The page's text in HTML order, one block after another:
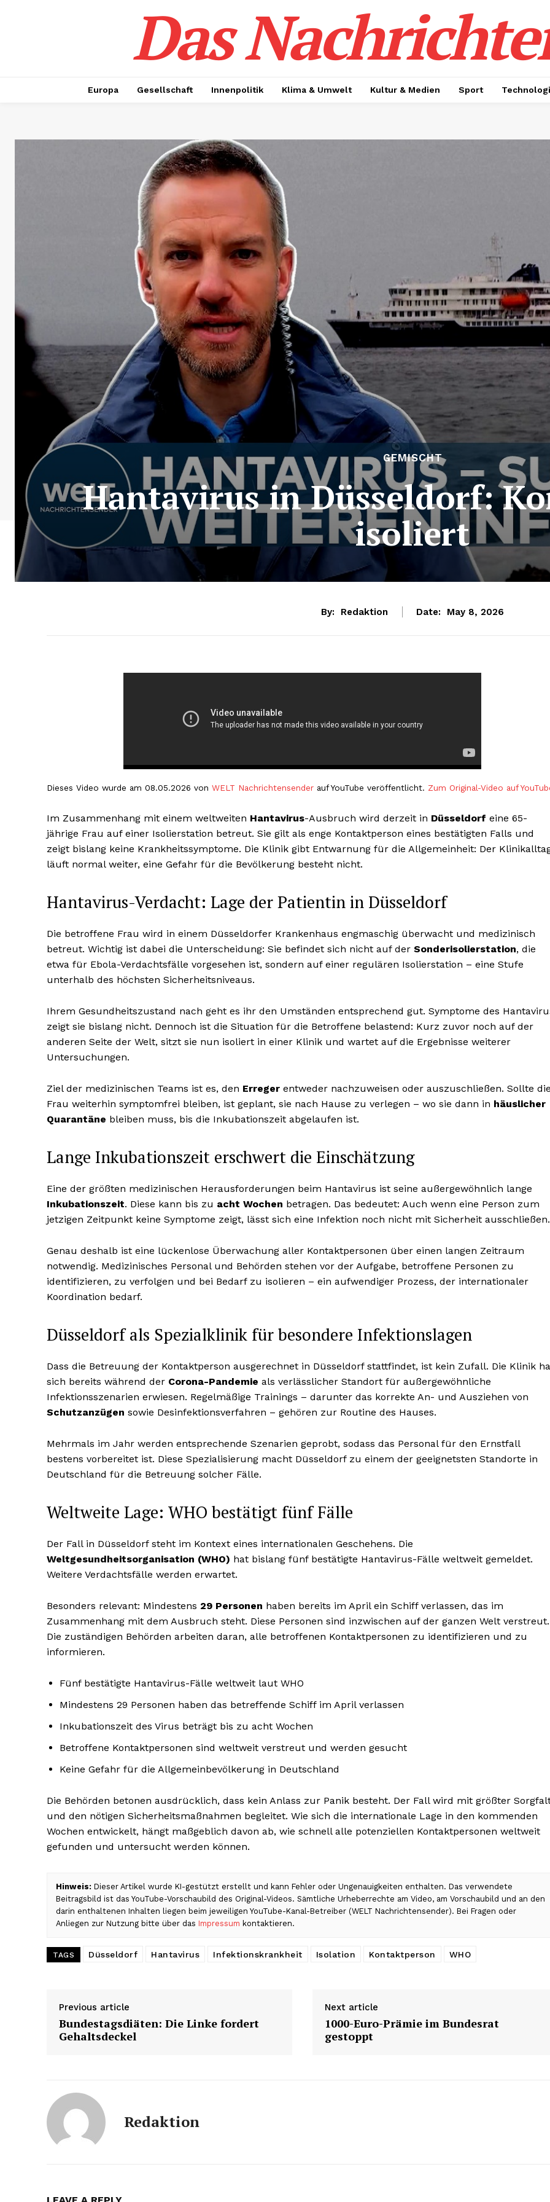
Das
Europa Gesellschaft Innenpolitik Klima & Umwelt Kultur & Medien Sport
GEMISCHT
Hantavirus in Düsseldorf:
isoliert
By: Redaktion Date: May 8, 2026
Dieses Video wurde am 08.05.2026 von WELT Nachrichtensender auf YouTube veröffentlicht. Zum Original-Video auf
Im Zusammenhang mit einem weltweiten Hantavirus-Ausbruch wird derzeit in Düsseldorf eine 65-
jährige Frau auf einer Isolierstation betreut. Sie gilt als enge Kontaktperson eines bestätigten Falls und
zeigt bislang keine Krankheitssymptome. Die Klinik gibt Entwarnung für die Allgemeinheit: Der
läuft normal weiter, eine Gefahr für die Bevölkerung besteht nicht.
Hantavirus-Verdacht: Lage der Patientin in Düsseldorf
Die betroffene Frau wird in einem Düsseldorfer Krankenhaus engmaschig überwacht und medizinisch
betreut. Wichtig ist dabei die Unterscheidung: Sie befindet sich nicht auf der Sonderisolierstation, die
etwa für Ebola-Verdachtsfälle vorgesehen ist, sondern auf einer regulären Isolierstation – eine Stufe
unterhalb des höchsten Sicherheitsniveaus.
Ihrem Gesundheitszustand nach geht es ihr den Umständen entsprechend gut. Symptome des
zeigt sie bislang nicht. Dennoch ist die Situation für die Betroffene belastend: Kurz zuvor noch auf der
anderen Seite der Welt, sitzt sie nun isoliert in einer Klinik und wartet auf die Ergebnisse weiterer
Untersuchungen.
Ziel der medizinischen Teams ist es, den Erreger entweder nachzuweisen oder auszuschließen. Sollte
Frau weiterhin symptomfrei bleiben, ist geplant, sie nach Hause zu verlegen – wo sie dann in häuslicher
Quarantäne bleiben muss, bis die Inkubationszeit abgelaufen ist.
Lange Inkubationszeit erschwert die Einschätzung
Eine der größten medizinischen Herausforderungen beim Hantavirus ist seine außergewöhnlich lange
Inkubationszeit. Diese kann bis zu acht Wochen betragen. Das bedeutet: Auch wenn eine Person zum
jetzigen Zeitpunkt keine Symptome zeigt, lässt sich eine Infektion noch nicht mit Sicherheit ausschließen.
Genau deshalb ist eine lückenlose Überwachung aller Kontaktpersonen über einen langen Zeitraum
notwendig. Medizinisches Personal und Behörden stehen vor der Aufgabe, betroffene Personen zu
identifizieren, zu verfolgen und bei Bedarf zu isolieren – ein aufwendiger Prozess, der internationaler
Koordination bedarf.
Düsseldorf als Spezialklinik für besondere Infektionslagen
Dass die Betreuung der Kontaktperson ausgerechnet in Düsseldorf stattfindet, ist kein Zufall. Die Klinik
sich bereits während der Corona-Pandemie als verlässlicher Standort für außergewöhnliche
Infektionsszenarien erwiesen. Regelmäßige Trainings – darunter das korrekte An- und Ausziehen von
Schutzanzügen sowie Desinfektionsverfahren – gehören zur Routine des Hauses.
Mehrmals im Jahr werden entsprechende Szenarien geprobt, sodass das Personal für den Ernstfall
bestens vorbereitet ist. Diese Spezialisierung macht Düsseldorf zu einem der geeignetsten Standorte in
Deutschland für die Betreuung solcher Fälle.
Weltweite Lage: WHO bestätigt fünf Fälle
Der Fall in Düsseldorf steht im Kontext eines internationalen Geschehens. Die
Weltgesundheitsorganisation (WHO) hat bislang fünf bestätigte Hantavirus-Fälle weltweit gemeldet.
Weitere Verdachtsfälle werden erwartet.
Besonders relevant: Mindestens 29 Personen haben bereits im April ein Schiff verlassen, das im
Zusammenhang mit dem Ausbruch steht. Diese Personen sind inzwischen auf der ganzen Welt verstreut.
Die zuständigen Behörden arbeiten daran, alle betroffenen Kontaktpersonen zu identifizieren und zu
informieren.
Fünf bestätigte Hantavirus-Fälle weltweit laut WHO
Mindestens 29 Personen haben das betreffende Schiff im April verlassen
Inkubationszeit des Virus beträgt bis zu acht Wochen
Betroffene Kontaktpersonen sind weltweit verstreut und werden gesucht
Keine Gefahr für die Allgemeinbevölkerung in Deutschland
Die Behörden betonen ausdrücklich, dass kein Anlass zur Panik besteht. Der Fall wird mit größter
und den nötigen Sicherheitsmaßnahmen begleitet. Wie sich die internationale Lage in den kommenden
Wochen entwickelt, hängt maßgeblich davon ab, wie schnell alle potenziellen Kontaktpersonen weltweit
gefunden und untersucht werden können.
Hinweis: Dieser Artikel wurde KI-gestützt erstellt und kann Fehler oder Ungenauigkeiten enthalten. Das verwendete
Beitragsbild ist das YouTube-Vorschaubild des Original-Videos. Sämtliche Urheberrechte am Video, am Vorschaubild und an den
darin enthaltenen Inhalten liegen beim jeweiligen YouTube-Kanal-Betreiber (WELT Nachrichtensender). Bei Fragen oder
Anliegen zur Nutzung bitte über das Impressum kontaktieren.
TAGS Düsseldorf Hantavirus Infektionskrankheit Isolation Kontaktperson WHO
Previous article
Bundestagsdiäten: Die Linke fordert
Gehaltsdeckel
Next article
1000-Euro-Prämie im Bundesrat
gestoppt
Redaktion